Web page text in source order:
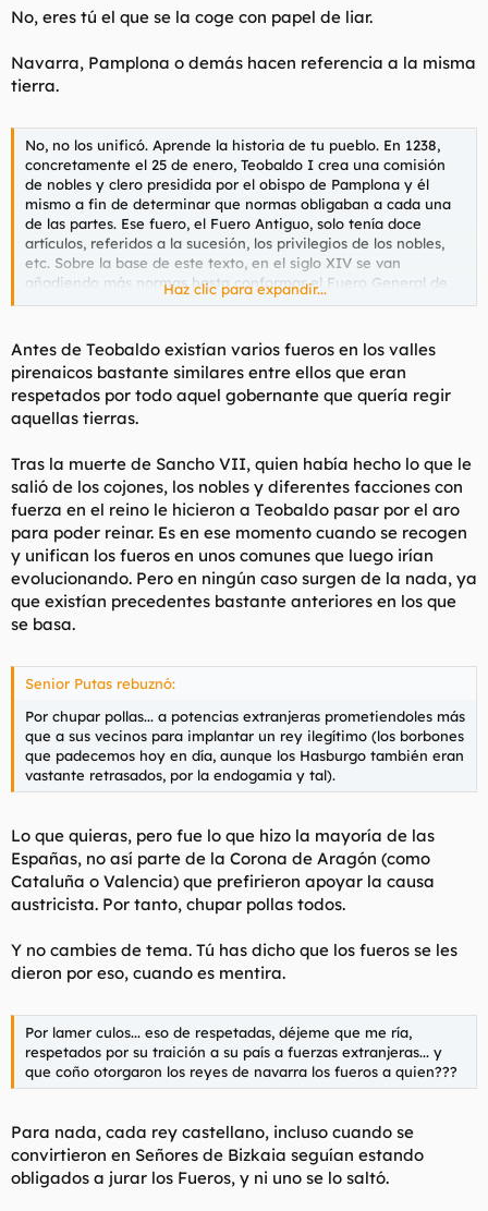
No, eres tú el que se la coge con papel de liar.
Navarra, Pamplona o demás hacen referencia a la misma
tierra.
No, no los unificó. Aprende la historia de tu pueblo. En 1238,
concretamente el 25 de enero, Teobaldo I crea una comisión
de nobles y clero presidida por el obispo de Pamplona y él
mismo a fin de determinar que normas obligaban a cada una
de las partes. Ese fuero, el Fuero Antiguo, solo tenía doce
artículos, referidos a la sucesión, los privilegios de los nobles,
etc. Sobre la base de este texto, en el siglo XIV se van
añadiendo más normas hasta conformar el Fuero General de
Navarra. Los fueros locales siguieron vigentes por varios siglos
Haz clic para expandir...
Antes de Teobaldo existían varios fueros en los valles
pirenaicos bastante similares entre ellos que eran
respetados por todo aquel gobernante que quería regir
aquellas tierras.
Tras la muerte de Sancho VII, quien había hecho lo que le
salió de los cojones, los nobles y diferentes facciones con
fuerza en el reino le hicieron a Teobaldo pasar por el aro
para poder reinar. Es en ese momento cuando se recogen
y unifican los fueros en unos comunes que luego irían
evolucionando. Pero en ningún caso surgen de la nada, ya
que existían precedentes bastante anteriores en los que
se basa.
Senior Putas rebuznó:
Por chupar pollas... a potencias extranjeras prometiendoles más
que a sus vecinos para implantar un rey ilegítimo (los borbones
que padecemos hoy en día, aunque los Hasburgo también eran
vastante retrasados, por la endogamia y tal).
Lo que quieras, pero fue lo que hizo la mayoría de las
Españas, no así parte de la Corona de Aragón (como
Cataluña o Valencia) que prefirieron apoyar la causa
austricista. Por tanto, chupar pollas todos.
Y no cambies de tema. Tú has dicho que los fueros se les
dieron por eso, cuando es mentira.
Por lamer culos... eso de respetadas, déjeme que me ría,
respetados por su traición a su país a fuerzas extranjeras... y
que coño otorgaron los reyes de navarra los fueros a quien???
Para nada, cada rey castellano, incluso cuando se
convirtieron en Señores de Bizkaia seguían estando
obligados a jurar los Fueros, y ni uno se lo saltó.